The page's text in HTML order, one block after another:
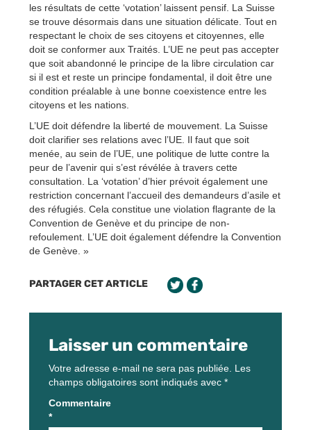
les résultats de cette ‘votation’ laissent pensif. La Suisse
se trouve désormais dans une situation délicate. Tout en
respectant le choix de ses citoyens et citoyennes, elle
doit se conformer aux Traités. L’UE ne peut pas accepter
que soit abandonné le principe de la libre circulation car
si il est et reste un principe fondamental, il doit être une
condition préalable à une bonne coexistence entre les
citoyens et les nations.
L’UE doit défendre la liberté de mouvement. La Suisse
doit clarifier ses relations avec l’UE. Il faut que soit
menée, au sein de l’UE, une politique de lutte contre la
peur de l’avenir qui s’est révélée à travers cette
consultation. La ‘votation’ d’hier prévoit également une
restriction concernant l’accueil des demandeurs d’asile et
des réfugiés. Cela constitue une violation flagrante de la
Convention de Genève et du principe de non-
refoulement. L’UE doit également défendre la Convention
de Genève. »
PARTAGER CET ARTICLE
Laisser un commentaire
Votre adresse e-mail ne sera pas publiée. Les
champs obligatoires sont indiqués avec *
Commentaire
*